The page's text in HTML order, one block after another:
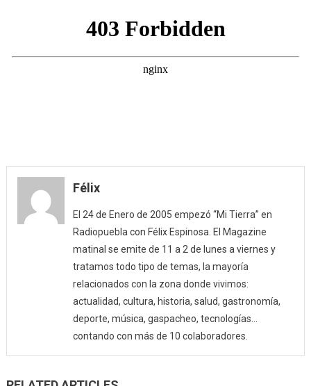
Félix
El 24 de Enero de 2005 empezó “Mi Tierra” en
Radiopuebla con Félix Espinosa. El Magazine
matinal se emite de 11 a 2 de lunes a viernes y
tratamos todo tipo de temas, la mayoría
relacionados con la zona donde vivimos:
actualidad, cultura, historia, salud, gastronomía,
deporte, música, gaspacheo, tecnologías…
contando con más de 10 colaboradores.